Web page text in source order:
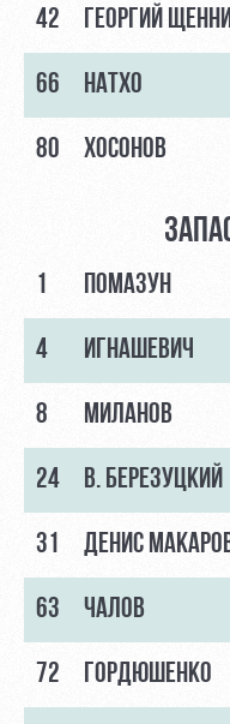
42 ГЕОРГИЙ
66 НАТХО
80 ХОСОНОВ
1 ПОМАЗУН
4 ИГНАШЕВИЧ
8 МИЛАНОВ
24 В. БЕРЕЗУЦКИЙ
31 ДЕНИС
63 ЧАЛОВ
72 ГОРДЮШЕНКО